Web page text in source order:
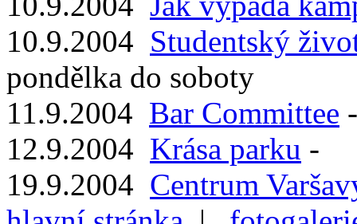
10.9.2004 Studentský
pondělka do soboty
11.9.2004 Bar Committee -
12.9.2004 Krása parku -
19.9.2004 Centrum